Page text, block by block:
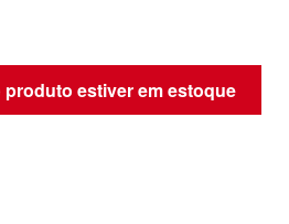
estiver em estoque